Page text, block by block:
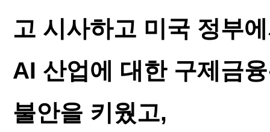
고 시사하고 미국 정부
AI 산업에 대한 구제금
불안을 키웠고,